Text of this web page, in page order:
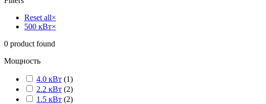
Reset all×
500 кВт×
0 product found
Мощность
4.0 кВт (1)
2.2 кВт (2)
1.5 кВт (2)